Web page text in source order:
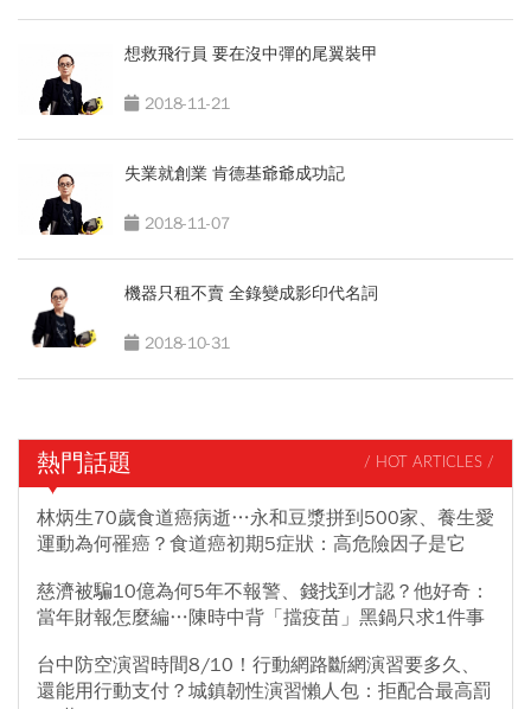
想救飛行員 要在沒中彈的尾翼裝甲
2018-11-21
失業就創業 肯德基爺爺成功記
2018-11-07
機器只租不賣 全錄變成影印代名詞
2018-10-31
熱門話題 / HOT ARTICLES /
林炳生70歲食道癌病逝…永和豆漿拼到500家、養生愛
運動為何罹癌？食道癌初期5症狀：高危險因子是它
慈濟被騙10億為何5年不報警、錢找到才認？他好奇：
當年財報怎麼編…陳時中背「擋疫苗」黑鍋只求1件事
台中防空演習時間8/10！行動網路斷網演習要多久、
還能用行動支付？城鎮韌性演習懶人包：拒配合最高罰